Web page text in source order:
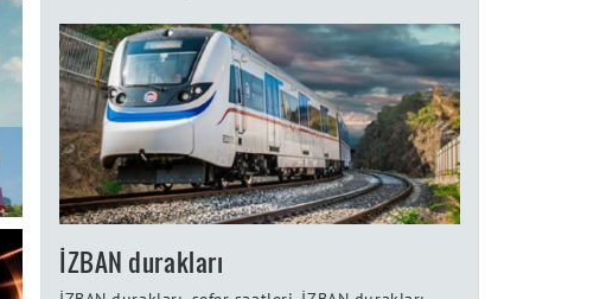
İZBAN durakları